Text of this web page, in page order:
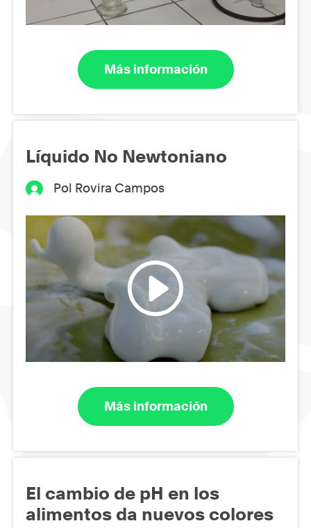
Más información
Líquido No Newtoniano
Pol Rovira Campos
Más información
El cambio de pH en los
alimentos da nuevos colores